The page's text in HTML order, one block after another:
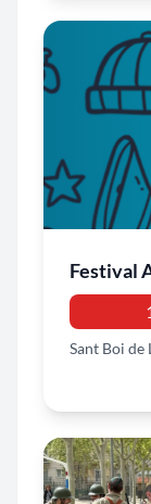
Festival
Sant Boi de